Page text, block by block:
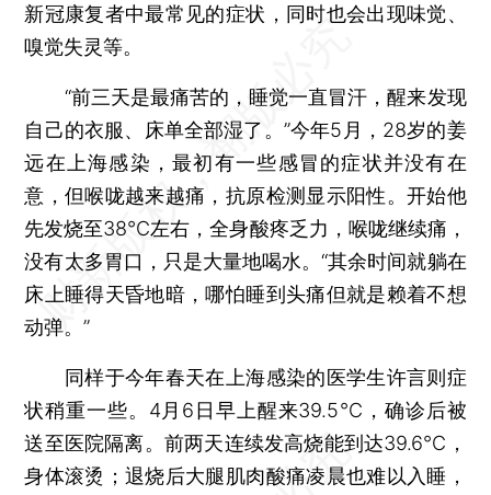
新冠康复者中最常见的症状，同时也会出现味觉、
嗅觉失灵等。
“前三天是最痛苦的，睡觉一直冒汗，醒来发现
自己的衣服、床单全部湿了。”今年5月，28岁的姜
远在上海感染，最初有一些感冒的症状并没有在
意，但喉咙越来越痛，抗原检测显示阳性。开始他
先发烧至38℃左右，全身酸疼乏力，喉咙继续痛，
没有太多胃口，只是大量地喝水。“其余时间就躺在
床上睡得天昏地暗，哪怕睡到头痛但就是赖着不想
动弹。”
同样于今年春天在上海感染的医学生许言则症
状稍重一些。4月6日早上醒来39.5℃，确诊后被
送至医院隔离。前两天连续发高烧能到达39.6℃，
身体滚烫；退烧后大腿肌肉酸痛凌晨也难以入睡，